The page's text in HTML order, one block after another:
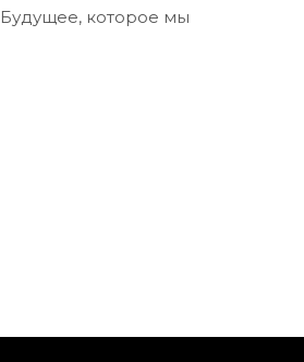
Будущее, которое мы